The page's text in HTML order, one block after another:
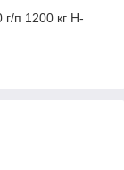
п 1200 кг H-